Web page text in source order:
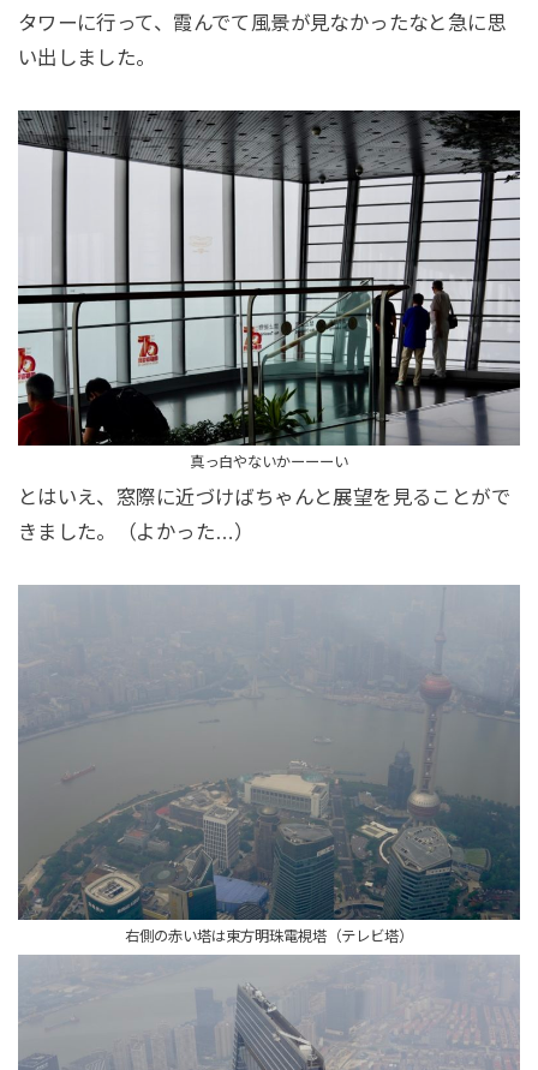
タワーに行って、霞んでて風景が見なかったなと急に思
い出しました。
真っ白やないかーーーい
とはいえ、窓際に近づけばちゃんと展望を見ることがで
きました。（よかった…）
右側の赤い塔は東方明珠電視塔（テレビ塔）